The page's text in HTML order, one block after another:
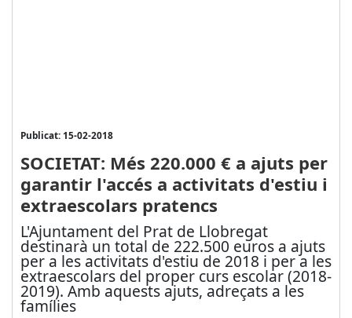
Publicat: 15-02-2018
SOCIETAT: Més 220.000 € a ajuts per
garantir l'accés a activitats d'estiu i
extraescolars pratencs
L'Ajuntament del Prat de Llobregat
destinarà un total de 222.500 euros a ajuts
per a les activitats d'estiu de 2018 i per a les
extraescolars del proper curs escolar (2018-
2019). Amb aquests ajuts, adreçats a les
famílies